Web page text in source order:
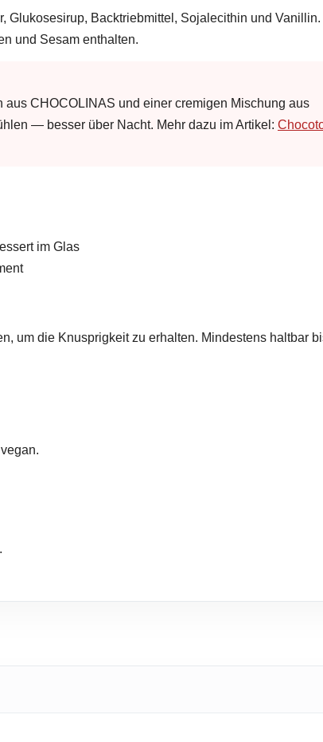
Glukosesirup, Backtriebmittel, Sojalecithin und Vanillin.
und Sesam enthalten.
CHOCOLINAS und einer cremigen Mischung aus
— besser über Nacht. Mehr dazu im Artikel:
im Glas
um die Knusprigkeit zu erhalten. Mindestens haltbar